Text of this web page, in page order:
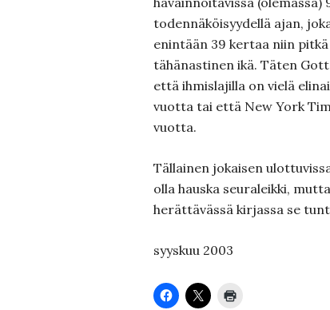
todennäköisyydellä ajan,
enintään 39 kertaa niin
tähänastinen ikä. Täten
että ihmislajilla on vielä
vuotta tai että New York
vuotta.
Tällainen jokaisen
olla hauska seuraleikki,
herättävässä kirjassa se
syyskuu 2003